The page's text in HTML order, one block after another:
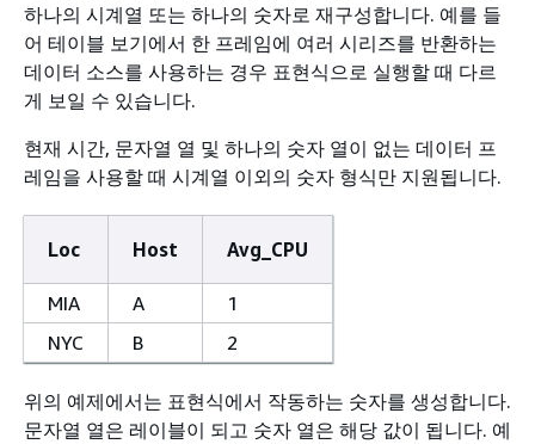
하나의 시계열 또는 하나의 숫자로 재구성합니다. 예를 들
어 테이블 보기에서 한 프레임에 여러 시리즈를 반환하는
데이터 소스를 사용하는 경우 표현식으로 실행할 때 다르
게 보일 수 있습니다.
현재 시간, 문자열 열 및 하나의 숫자 열이 없는 데이터 프
레임을 사용할 때 시계열 이외의 숫자 형식만 지원됩니다.
Loc Host Avg_CPU
MIA A
1
NYC
B 2
위의 예제에서는 표현식에서 작동하는 숫자를 생성합니다.
문자열 열은 레이블이 되고 숫자 열은 해당 값이 됩니다. 예